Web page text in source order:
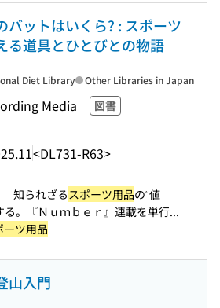
バットはいくら? : スポーツ
る道具とひとびとの物語
Media
図書
<DL731-R63>
Diet Library Other Libraries in Japan
知られざるスポーツ用品の“値
る。『Ｎｕｍｂｅｒ』連載を単行...
ーツ用品
山入門